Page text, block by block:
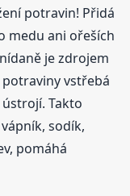
potravin! Přidá
medu ani ořeších
je zdrojem
vstřebá
Takto
sodík,
pomáhá